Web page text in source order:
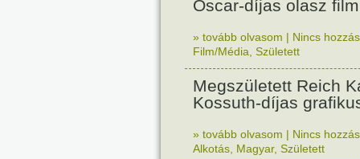
Oscar-díjas olasz
» tovább olvasom | Nincs
Film/Média Született
Megszületett Reich
Kossuth-díjas
» tovább olvasom | Nincs
Alkotás Magyar, Született